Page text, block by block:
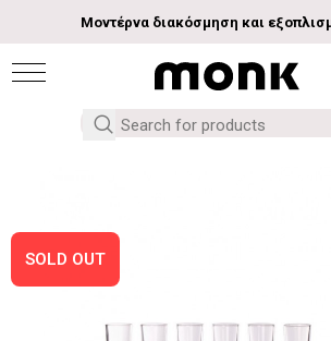
Μοντέρνα διακόσμηση και
SOLD OUT